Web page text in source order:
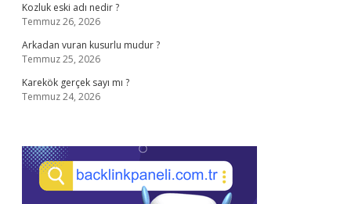
Kozluk eski adı nedir ?
Temmuz 26, 2026
Arkadan vuran kusurlu mudur ?
Temmuz 25, 2026
Karekök gerçek sayı mı ?
Temmuz 24, 2026